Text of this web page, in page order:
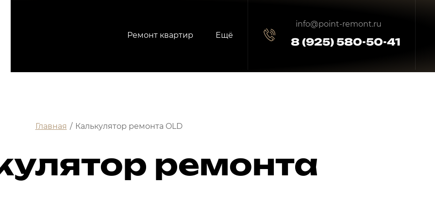
Ремонт квартир Ещё
info@point-remont.ru
8 (925) 580-50-41
Главная / Калькулятор ремонта OLD
ремонта